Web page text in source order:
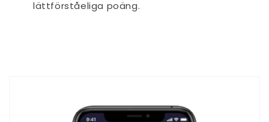
lättförståeliga poäng.